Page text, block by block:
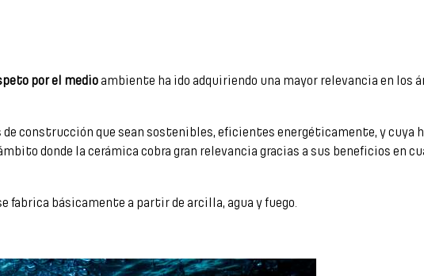
por el medioambiente ha ido adquiriendo una mayor relevancia en los
construcción que sean sostenibles, eficientes energéticamente, y cuya
donde la cerámica cobra gran relevancia gracias a sus beneficios en
fabrica básicamente a partir de arcilla, agua y fuego.